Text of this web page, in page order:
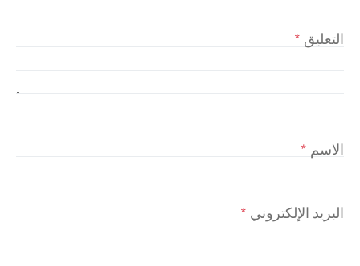
التعليق *
الاسم *
البريد الإلكتروني *